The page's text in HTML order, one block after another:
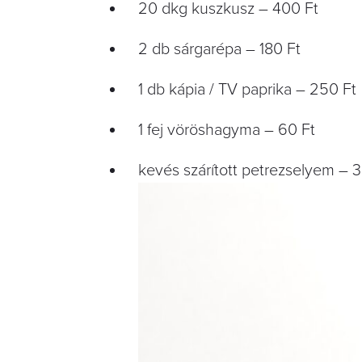
20 dkg kuszkusz – 400 Ft
2 db sárgarépa – 180 Ft
1 db kápia / TV paprika – 250 Ft
1 fej vöröshagyma – 60 Ft
kevés szárított petrezselyem –